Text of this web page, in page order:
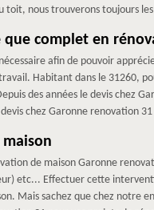
toit, nous trouverons toujours
que complet en
afin de pouvoir
Habitant dans le 31260,
des années le devis chez
chez Garonne renovation
de maison Garonne
etc... Effectuer cette
Mais sachez que chez notre